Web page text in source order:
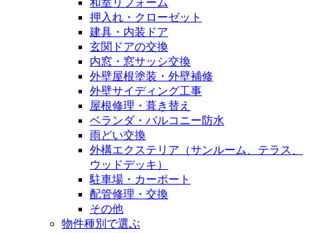
押入れ・クローゼット
建具・内装ドア
玄関ドアの交換
内窓・窓サッシ交換
外壁屋根塗装・外壁補修
外壁サイディング工事
屋根修理・葺き替え
ベランダ・バルコニー防水
雨どい交換
外構エクステリア（サンルーム、テラス、
ウッドデッキ）
駐車場・カーポート
配管修理・交換
その他
物件種別で選ぶ